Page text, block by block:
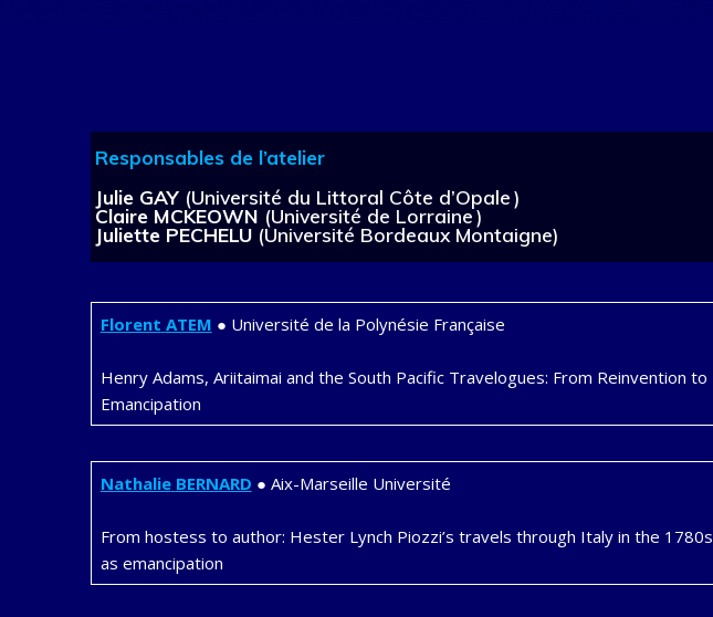
Responsables de l’atelier
Julie GAY (Université du Littoral Côte d’Opale )
Claire MCKEOWN (Université de Lorraine )
Juliette PECHELU (Université Bordeaux Montaigne)
Florent ATEM ● Université de la Polynésie Française
Henry Adams, Ariitaimai and the South Pacific Travelogues: From Reinvention to
Emancipation
Nathalie BERNARD ● Aix-Marseille Université
From hostess to author: Hester Lynch Piozzi’s travels through Italy in the 1780s
as emancipation